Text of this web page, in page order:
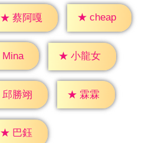
★ 蔡阿嘎 ★ cheap
Mina ★ 小龍女
邱勝翊 ★ 霖霖
★ 巴鈺